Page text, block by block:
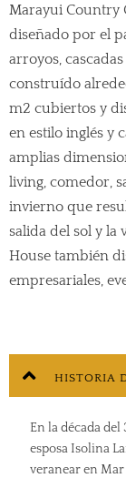
Marayui Country
diseñado por el
arroyos,
construído
m2 cubiertos y
en estilo inglés y
amplias
living, comedor,
invierno que
salida del sol y la
House también
empresariales,
HISTORIA
En la década
esposa Isolina
veranear en